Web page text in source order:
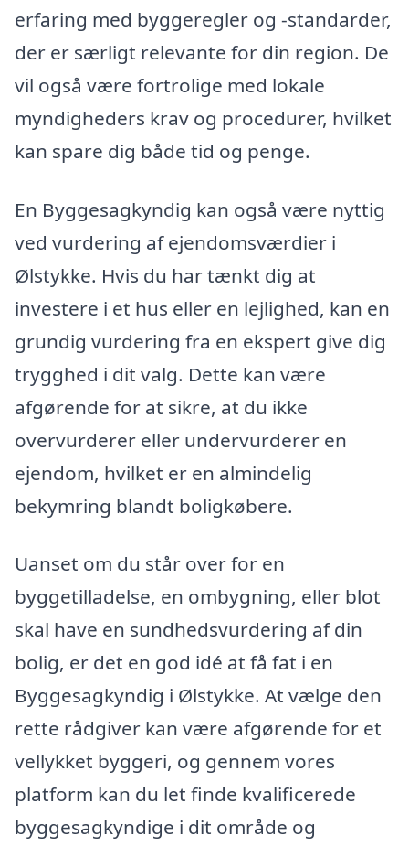
erfaring med byggeregler og -standarder,
der er særligt relevante for din region. De
vil også være fortrolige med lokale
myndigheders krav og procedurer, hvilket
kan spare dig både tid og penge.
En Byggesagkyndig kan også være nyttig
ved vurdering af ejendomsværdier i
Ølstykke. Hvis du har tænkt dig at
investere i et hus eller en lejlighed, kan en
grundig vurdering fra en ekspert give dig
trygghed i dit valg. Dette kan være
afgørende for at sikre, at du ikke
overvurderer eller undervurderer en
ejendom, hvilket er en almindelig
bekymring blandt boligkøbere.
Uanset om du står over for en
byggetilladelse, en ombygning, eller blot
skal have en sundhedsvurdering af din
bolig, er det en god idé at få fat i en
Byggesagkyndig i Ølstykke. At vælge den
rette rådgiver kan være afgørende for et
vellykket byggeri, og gennem vores
platform kan du let finde kvalificerede
byggesagkyndige i dit område og